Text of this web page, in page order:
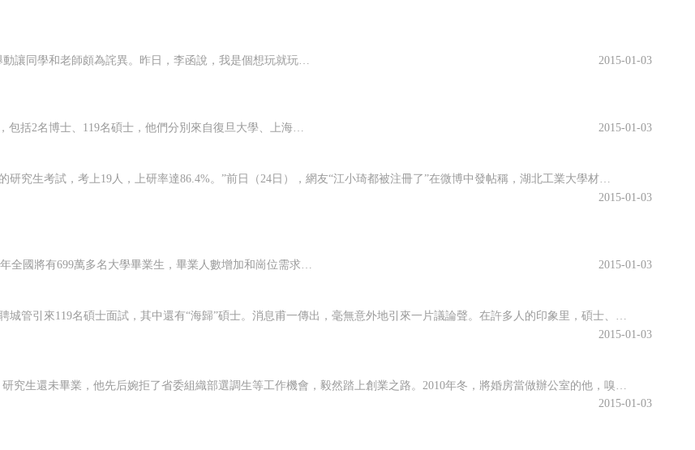
放棄留學攻讀博士學位，留漢白手起家創業，武漢理工大學研究生李函的舉動讓同學和老師頗為詫異。昨日，李函說，我是個想玩就玩、想學習就學習的人，現在我的目標是當好“孩子王”。在武漢理工大學哈佛大學納米聯合重點實驗室，李函的研究領域是電容器納米材料，而李函的夢想是有一個自己的教育培訓機構。科研之余，李函喜歡和小孩子們待在一起，大學期間他不但自己聯系家長做起了家教，還是武漢一家知名培 2015-01-03
上海青浦區城管大隊今年計劃招收60人，通過筆試進入面試環節的180人中，包括2名博士、119名碩士，他們分別來自復旦大學、上海交通大學等高校，還有一名來自英國蘭卡斯特大學的“海歸”。為何看似辛苦又被嚴重“妖魔化”的城管工作如此吃香？有關負責人分析，除了興趣，主要原因還是城管有正式編制，又參照公務員待遇。(5月9日《東方早報》)感嘆編制誘惑太大了！嗵哩 2015-01-03
“22人參加今年的研究生考試，考上19人，上研率達86.4%。”前日（24日），網友“江小琦都被注冊了”在微博中發帖稱，湖北工業大學材料學院09高分子1班考研大豐收，全班36人中有22人參加今年研究生考試，最終19人考研成功。記者昨日聯系到發帖網友江琦，她也是這個班級今年考研過關的學生之一，考取了武漢理工大學研究生。她說，考研復習的一年里，同學們都是
2015-01-03
2015-01-03
2015-01-03
2015-01-03